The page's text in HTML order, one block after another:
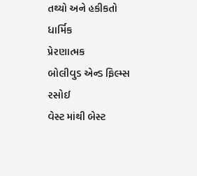
તથ્યો અને હકીકતો
ધાર્મિક
પ્રેરણાત્મક
બોલીવુડ એન્ડ ફિલ્મ્સ
રસોઈ
વેસ્ટ માંથી બેસ્ટ